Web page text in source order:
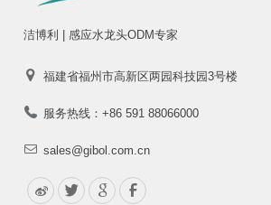
洁博利 | 感应水龙头ODM专家
福建省福州市高新区两园科技园3号楼
服务热线：+86 591 88066000
sales@gibol.com.cn